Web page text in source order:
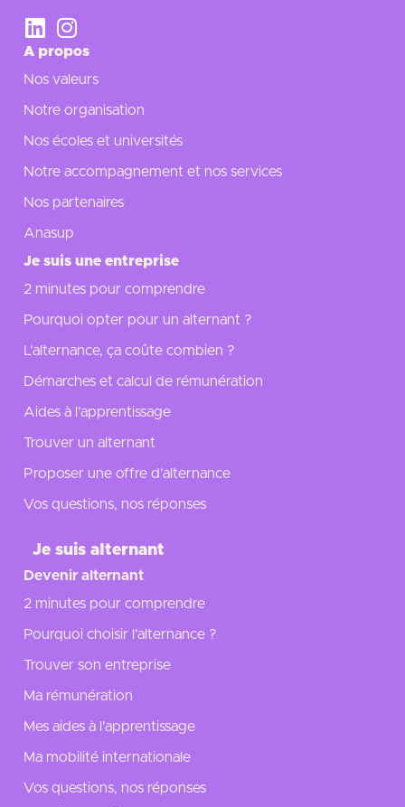
A propos
Nos valeurs
Notre organisation
Nos écoles et universités
Notre accompagnement et nos services
Nos partenaires
Anasup
Je suis une entreprise
2 minutes pour comprendre
Pourquoi opter pour un alternant ?
L’alternance, ça coûte combien ?
Démarches et calcul de rémunération
Aides à l’apprentissage
Trouver un alternant
Proposer une offre d’alternance
Vos questions, nos réponses
Je suis alternant
Devenir alternant
2 minutes pour comprendre
Pourquoi choisir l’alternance ?
Trouver son entreprise
Ma rémunération
Mes aides à l'apprentissage
Ma mobilité internationale
Vos questions, nos réponses